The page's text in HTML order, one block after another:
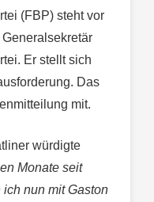
(FBP) steht vor
Er stellt sich
Das
mit.
würdigte
Monate seit
nun mit Gaston